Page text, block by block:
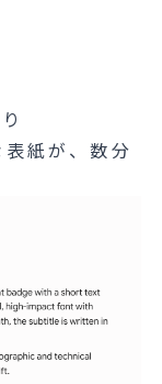
紙が、数分